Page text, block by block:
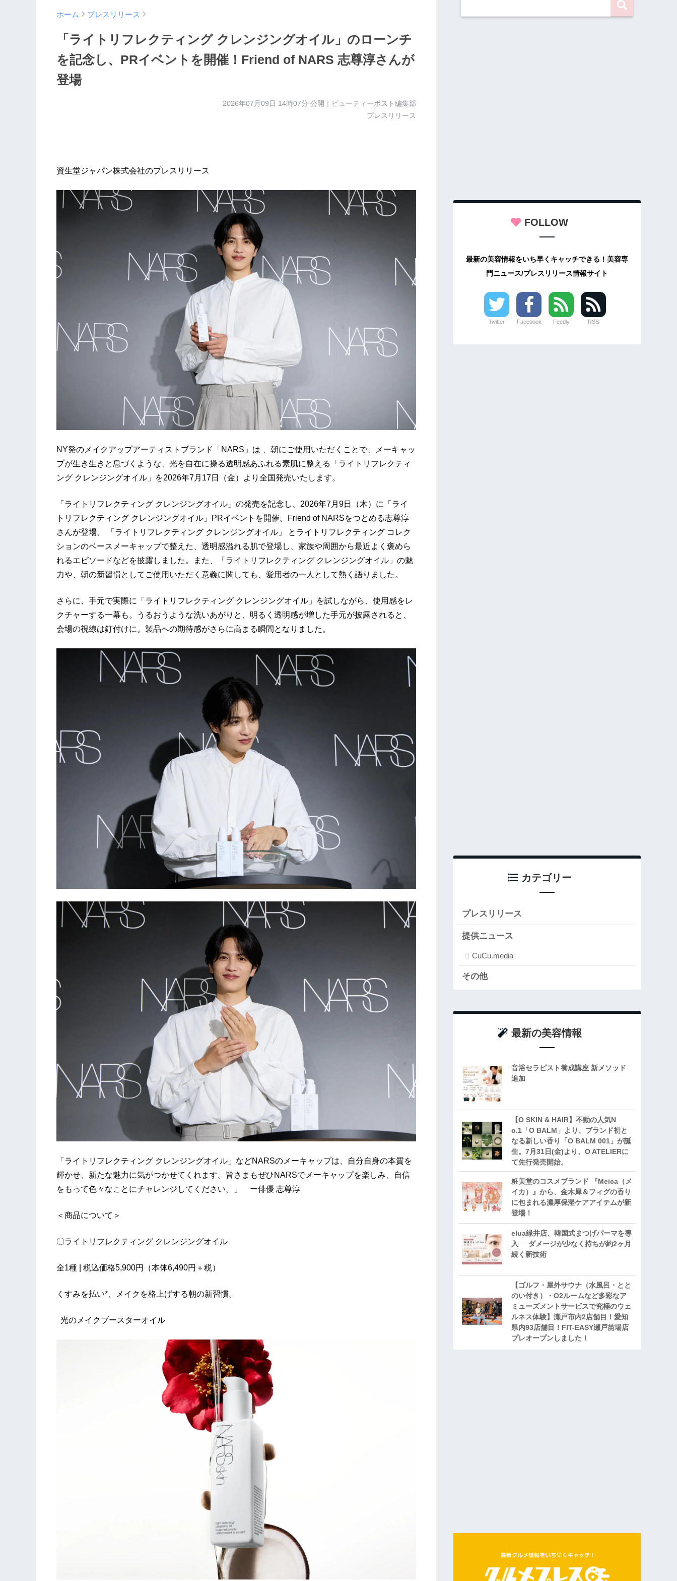
ホーム プレスリリース
「ライトリフレクティング クレンジングオイル」のローンチ
を記念し、PRイベントを開催！Friend of NARS 志尊淳さんが
登場
2026年07月09日 14時07分 公開｜ビューティーポスト編集部
プレスリリース
資生堂ジャパン株式会社のプレスリリース
NY発のメイクアップアーティストブランド「NARS」は 、朝にご使用いただくことで、メーキャッ
プが生き生きと息づくような、光を自在に操る透明感あふれる素肌に整える「ライトリフレクティ
ング クレンジングオイル」を2026年7月17日（金）より全国発売いたします。
「ライトリフレクティング クレンジングオイル」の発売を記念し、2026年7月9日（木）に「ライ
トリフレクティング クレンジングオイル」PRイベントを開催。Friend of NARSをつとめる志尊淳
さんが登場。 「ライトリフレクティング クレンジングオイル」 とライトリフレクティング コレク
ションのベースメーキャップで整えた、透明感溢れる肌で登場し、家族や周囲から最近よく褒めら
れるエピソードなどを披露しました。また、「ライトリフレクティング クレンジングオイル」の魅
力や、朝の新習慣としてご使用いただく意義に関しても、愛用者の一人として熱く語りました。
さらに、手元で実際に「ライトリフレクティング クレンジングオイル」を試しながら、使用感をレ
クチャーする一幕も。うるおうような洗いあがりと、明るく透明感が増した手元が披露されると、
会場の視線は釘付けに。製品への期待感がさらに高まる瞬間となりました。
「ライトリフレクティング クレンジングオイル」などNARSのメーキャップは、自分自身の本質を
輝かせ、新たな魅力に気がつかせてくれます。皆さまもぜひNARSでメーキャップを楽しみ、自信
をもって色々なことにチャレンジしてください。」 ー俳優 志尊淳
＜商品について＞
〇ライトリフレクティング クレンジングオイル
全1種 | 税込価格5,900円（本体6,490円＋税）
くすみを払い*、メイクを格上げする朝の新習慣。
光のメイクブースターオイル
FOLLOW
最新の美容情報をいち早くキャッチできる！美容専
門ニュース/プレスリリース情報サイト
Twitter Facebook Feedly RSS
カテゴリー
プレスリリース
提供ニュース
CuCu.media
その他
最新の美容情報
音浴セラピスト養成講座 新メソッド
追加
【O SKIN & HAIR】不動の人気N
o.1「O BALM」より、ブランド初と
なる新しい香り「O BALM 001」が誕
生。7月31日(金)より、O ATELIERに
て先行発売開始。
粧美堂のコスメブランド 『Meica（メ
イカ）』から、金木犀＆フィグの香り
に包まれる濃厚保湿ケアアイテムが新
登場！
elua緑井店、韓国式まつげパーマを導
入──ダメージが少なく持ちが約2ヶ月
続く新技術
【ゴルフ・屋外サウナ（水風呂・とと
のい付き）・O2ルームなど多彩なア
ミューズメントサービスで究極のウェ
ルネス体験】瀬戸市内2店舗目！愛知
県内93店舗目！FIT-EASY瀬戸苗場店
プレオープンしました！